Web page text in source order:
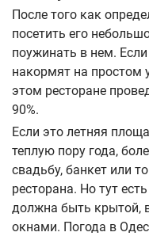
После того как
посетить его
поужинать в нем.
накормят на простом
этом ресторане
90%.
Если это летняя
теплую пору года,
свадьбу, банкет или
ресторана. Но тут
должна быть крытой,
окнами. Погода в